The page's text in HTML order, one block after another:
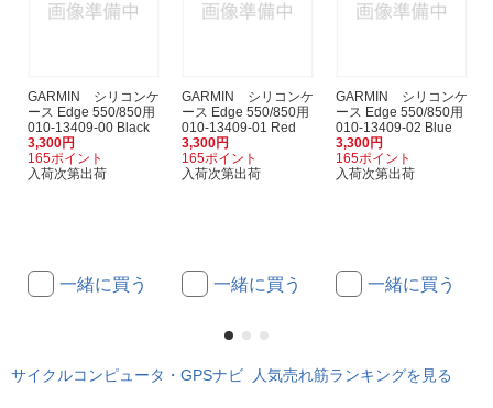
GARMIN シリコンケ
ース Edge 550/850用
010-13409-00 Black
3,300円
165ポイント
入荷次第出荷
一緒に買う
GARMIN シリコンケ
ース Edge 550/850用
010-13409-01 Red
3,300円
165ポイント
入荷次第出荷
一緒に買う
GARMIN シリコンケ
ース Edge 550/850用
010-13409-02 Blue
3,300円
165ポイント
入荷次第出荷
一緒に買う
サイクルコンピュータ・GPSナビ 人気売れ筋ランキングを見る